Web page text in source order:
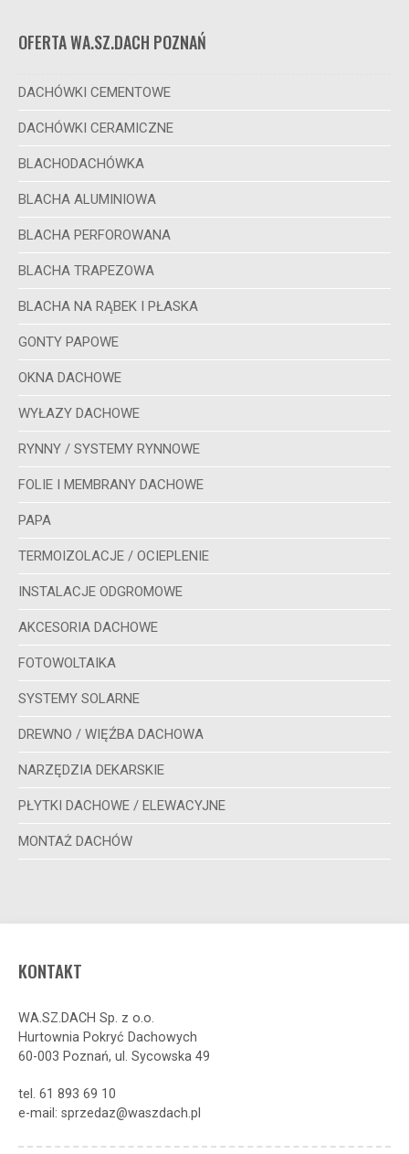
OFERTA WA.SZ.DACH POZNAŃ
DACHÓWKI CEMENTOWE
DACHÓWKI CERAMICZNE
BLACHODACHÓWKA
BLACHA ALUMINIOWA
BLACHA PERFOROWANA
BLACHA TRAPEZOWA
BLACHA NA RĄBEK I PŁASKA
GONTY PAPOWE
OKNA DACHOWE
WYŁAZY DACHOWE
RYNNY / SYSTEMY RYNNOWE
FOLIE I MEMBRANY DACHOWE
PAPA
TERMOIZOLACJE / OCIEPLENIE
INSTALACJE ODGROMOWE
AKCESORIA DACHOWE
FOTOWOLTAIKA
SYSTEMY SOLARNE
DREWNO / WIĘŹBA DACHOWA
NARZĘDZIA DEKARSKIE
PŁYTKI DACHOWE / ELEWACYJNE
MONTAŻ DACHÓW
KONTAKT
WA.SZ.DACH Sp. z o.o.
Hurtownia Pokryć Dachowych
60-003 Poznań, ul. Sycowska 49
tel. 61 893 69 10
e-mail: sprzedaz@waszdach.pl